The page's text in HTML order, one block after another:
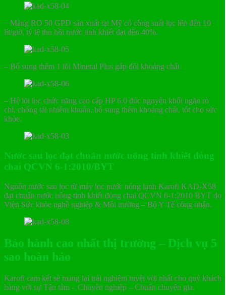
– Màng RO 50 GPD sản xuất tại Mỹ có công suất lọc lên đến 10
lít/giờ, tỷ lệ thu hồi nước tinh khiết đạt đến 40%.
– Bổ sung thêm 1 lõi Mineral Plus gấp đôi khoáng chất
– Hệ lõi lọc chức năng cao cấp HP 6.0 đúc nguyên khối ngăn rò
chỉ, chống tái nhiễm khuẩn, bổ sung thêm khoáng chất, tốt cho sức
khỏe.
Nước sau lọc đạt chuẩn nước uống tinh khiết đóng
chai QCVN 6-1:2010/BYT
Nguồn nước sau lọc từ máy lọc nước nóng lạnh Karofi KAD-X58
đạt chuẩn nước uống tinh khiết đóng chai QCVN 6-1:2010 BYT do
Viện Sức khỏe nghề nghiệp & Môi trường – Bộ Y Tế công nhận.
Bảo hành cao nhất thị trường – Dịch vụ 5
sao hoàn hảo
Karofi cam kết sẽ mang lại trải nghiệm tuyệt vời nhất cho quý khách
hàng với sự Tận tâm – Chuyên nghiệp – Chuẩn chuyên gia.